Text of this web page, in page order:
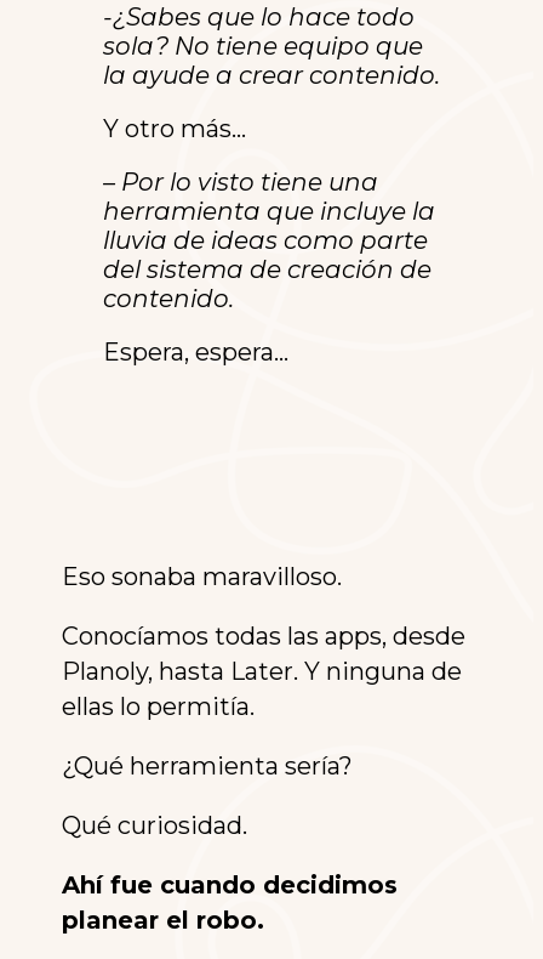
-¿Sabes que lo hace todo
sola? No tiene equipo que
la ayude a crear contenido.
Y otro más…
– Por lo visto tiene una
herramienta que incluye la
lluvia de ideas como parte
del sistema de creación de
contenido.
Espera, espera…
Eso sonaba maravilloso.
Conocíamos todas las apps, desde
Planoly, hasta Later. Y ninguna de
ellas lo permitía.
¿Qué herramienta sería?
Qué curiosidad.
Ahí fue cuando decidimos
planear el robo.